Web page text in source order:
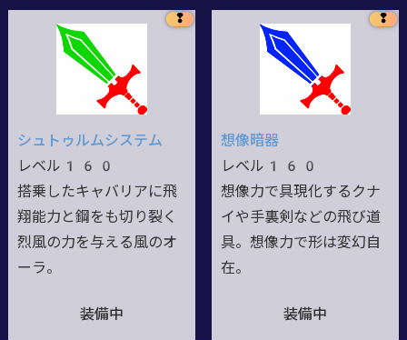
❢
シュトゥルムシステム
レベル160
搭乗したキャバリアに飛
翔能力と鋼をも切り裂く
烈風の力を与える風のオ
ーラ。
装備中
❢
想像暗器
レベル160
想像力で具現化するクナ
イや手裏剣などの飛び道
具。想像力で形は変幻自
在。
装備中